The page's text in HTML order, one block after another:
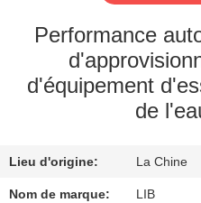
VISITE
D'USINE
CONTRÔLE
QUALITÉ
Performance
d'équipement
de
Lieu d'origine: La Chine
Nom de marque: LIB